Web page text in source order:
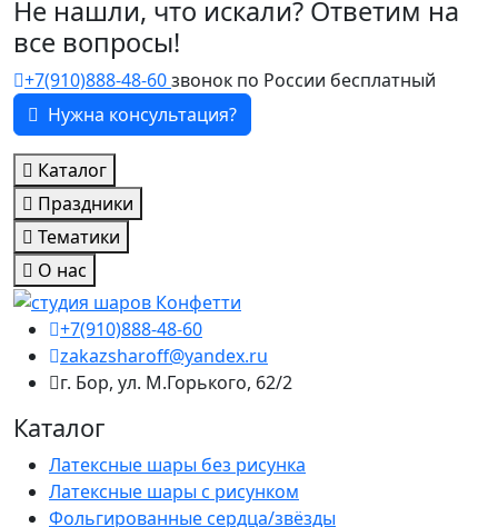
Не нашли, что искали? Ответим на
все вопросы!
+7(910)888-48-60звонок по России бесплатный
Нужна консультация?
Каталог
Праздники
Тематики
О нас
+7(910)888-48-60
zakazsharoff@yandex.ru
г. Бор, ул. М.Горького, 62/2
Каталог
Латексные шары без рисунка
Латексные шары с рисунком
Фольгированные сердца/звёзды